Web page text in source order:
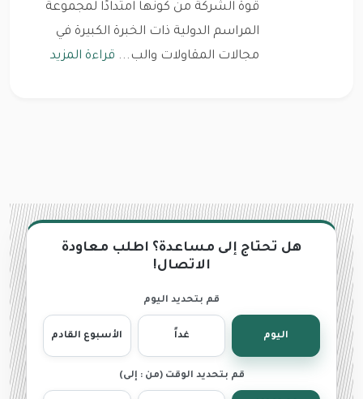
قوة الشركة من كونها امتدادًا لمجموعة
المراسم الدولية ذات الخبرة الكبيرة في
مجالات المقاولات والب... قراءة المزيد
هل تحتاج إلى مساعدة؟ اطلب معاودة
الاتصال!
قم بتحديد اليوم
اليوم غداً الأسبوع القادم
قم بتحديد الوقت (من : إلى)